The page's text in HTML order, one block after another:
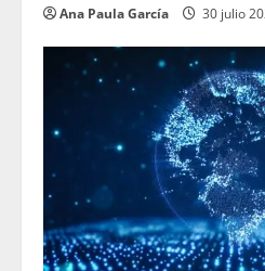
Ana Paula García 30 julio